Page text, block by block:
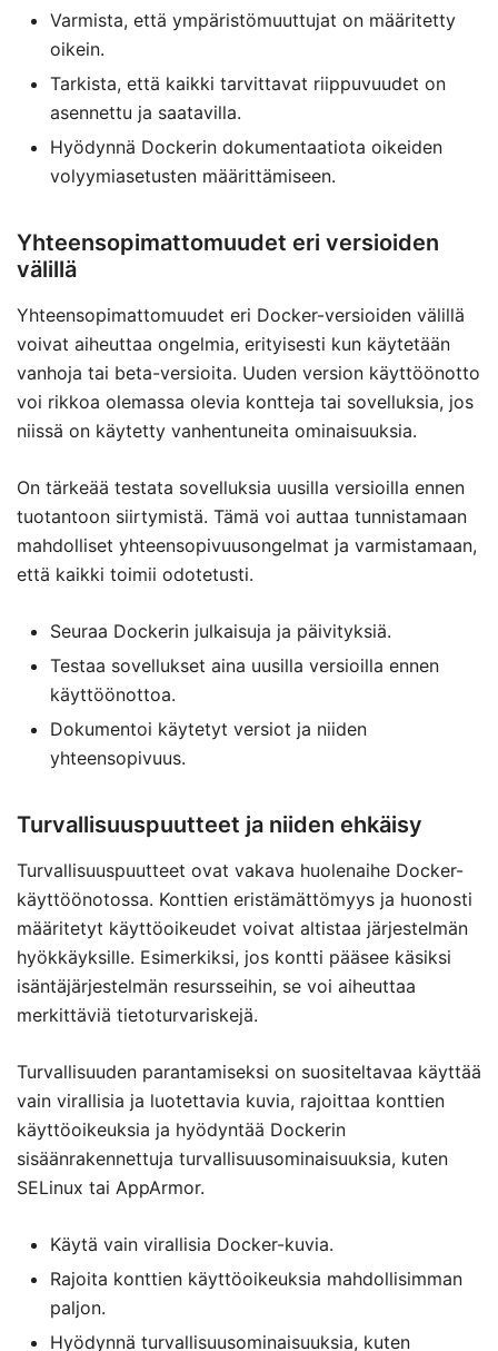
Varmista, että ympäristömuuttujat on määritetty
oikein.
Tarkista, että kaikki tarvittavat riippuvuudet on
asennettu ja saatavilla.
Hyödynnä Dockerin dokumentaatiota oikeiden
volyymiasetusten määrittämiseen.
Yhteensopimattomuudet eri versioiden
välillä
Yhteensopimattomuudet eri Docker-versioiden välillä
voivat aiheuttaa ongelmia, erityisesti kun käytetään
vanhoja tai beta-versioita. Uuden version käyttöönotto
voi rikkoa olemassa olevia kontteja tai sovelluksia, jos
niissä on käytetty vanhentuneita ominaisuuksia.
On tärkeää testata sovelluksia uusilla versioilla ennen
tuotantoon siirtymistä. Tämä voi auttaa tunnistamaan
mahdolliset yhteensopivuusongelmat ja varmistamaan,
että kaikki toimii odotetusti.
Seuraa Dockerin julkaisuja ja päivityksiä.
Testaa sovellukset aina uusilla versioilla ennen
käyttöönottoa.
Dokumentoi käytetyt versiot ja niiden
yhteensopivuus.
Turvallisuuspuutteet ja niiden ehkäisy
Turvallisuuspuutteet ovat vakava huolenaihe Docker-
käyttöönotossa. Konttien eristämättömyys ja huonosti
määritetyt käyttöoikeudet voivat altistaa järjestelmän
hyökkäyksille. Esimerkiksi, jos kontti pääsee käsiksi
isäntäjärjestelmän resursseihin, se voi aiheuttaa
merkittäviä tietoturvariskejä.
Turvallisuuden parantamiseksi on suositeltavaa käyttää
vain virallisia ja luotettavia kuvia, rajoittaa konttien
käyttöoikeuksia ja hyödyntää Dockerin
sisäänrakennettuja turvallisuusominaisuuksia, kuten
SELinux tai AppArmor.
Käytä vain virallisia Docker-kuvia.
Rajoita konttien käyttöoikeuksia mahdollisimman
paljon.
Hyödynnä turvallisuusominaisuuksia, kuten